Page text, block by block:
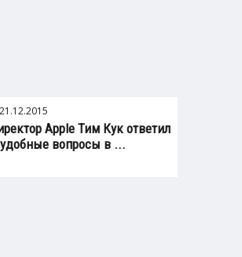
Apple Тим Кук ответил
вопросы в ...